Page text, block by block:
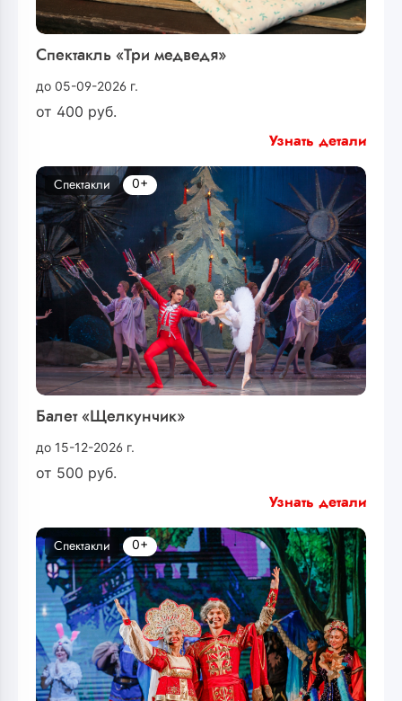
Спектакль «Три медведя»
до 05-09-2026 г.
от 400 руб.
Узнать детали
Балет «Щелкунчик»
до 15-12-2026 г.
от 500 руб.
Спектакли 0+
Узнать детали
Спектакли 0+